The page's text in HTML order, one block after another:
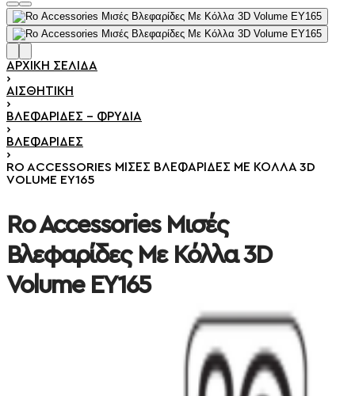
ΑΡΧΙΚΉ ΣΕΛΊΔΑ
›
ΑΙΣΘΗΤΙΚΉ
›
ΒΛΕΦΑΡΊΔΕΣ - ΦΡΎΔΙΑ
›
ΒΛΕΦΑΡΊΔΕΣ
›
RO ACCESSORIES ΜΙΣΈΣ ΒΛΕΦΑΡΊΔΕΣ ΜΕ ΚΌΛΛΑ 3D
VOLUME EY165
Ro Accessories Μισές
Βλεφαρίδες Με Κόλλα 3D
Volume EY165